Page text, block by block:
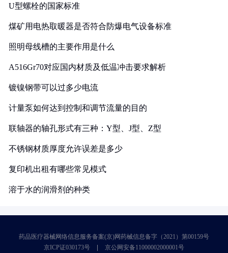
U型螺栓的国家标准
煤矿用电热取暖器是否符合防爆电气设备标准
照明母线槽的主要作用是什么
A516Gr70对应国内材质及低温冲击要求解析
镀镍钢带可以过多少电流
计量泵如何达到控制和调节流量的目的
联轴器的轴孔形式有三种：Y型、J型、Z型
不锈钢材质厚度允许误差是多少
复印机出租有哪些常见模式
溶于水的润滑剂的种类
药品医疗器械网络信息服务备案(京)网药械信息备字（2021）第00159号
京ICP证030173号
京公网安备11000002000001号